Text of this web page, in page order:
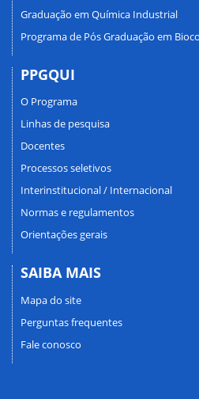
Graduação em Química Industrial
Programa de Pós Graduação em
PPGQUI
O Programa
Linhas de pesquisa
Docentes
Processos seletivos
Interinstitucional / Internacional
Normas e regulamentos
Orientações gerais
SAIBA MAIS
Mapa do site
Perguntas frequentes
Fale conosco